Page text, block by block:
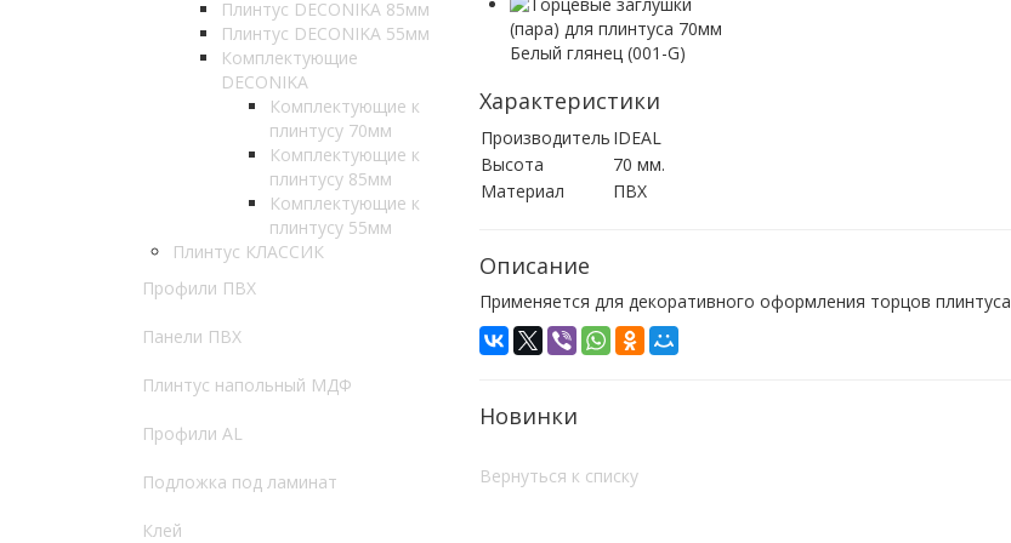
Плинтус DECONIKA 85мм
Плинтус DECONIKA 55мм
Комплектующие
DECONIKA
Комплектующие к
плинтусу 70мм
Комплектующие к
плинтусу 85мм
Комплектующие к
плинтусу 55мм
Плинтус КЛАССИК
Профили ПВХ
Панели ПВХ
Плинтус напольный МДФ
Профили AL
Подложка под ламинат
Клей
Характеристики
Производитель IDEAL
Высота
70 мм.
Материал
ПВХ
Описание
Применяется для декоративного оформления торцов плинтуса
Новинки
Вернуться к списку